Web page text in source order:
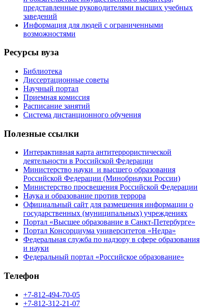
представленные руководителями высших учебных
заведений
Информация для людей с ограниченными
возможностями
Ресурсы вуза
Библиотека
Диссертационные советы
Научный портал
Приемная комиссия
Расписание занятий
Система дистанционного обучения
Полезные ссылки
Интерактивная карта антитеррористической
деятельности в Российской Федерации
Министерство науки и высшего образования
Российской Федерации (Минобрнауки России)
Министерство просвещения Российской Федерации
Наука и образование против террора
Официальный сайт для размещения информации о
государственных (муниципальных) учреждениях
Портал «Высшее образование в Санкт-Петербурге»
Портал Консорциума университетов «Недра»
Федеральная служба по надзору в сфере образования
и науки
Федеральный портал «Российское образование»
Телефон
+7-812-494-70-05
+7-812-312-21-07